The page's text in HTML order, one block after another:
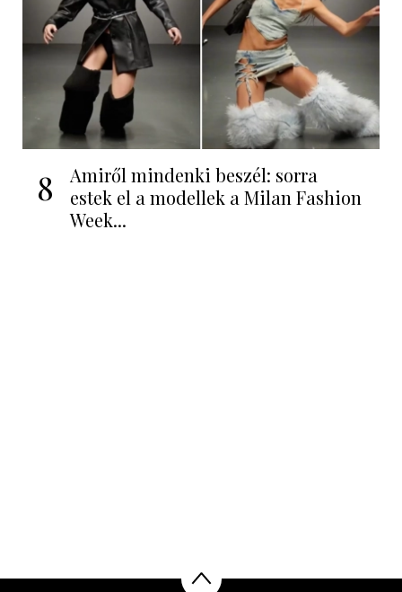
8
Amiről mindenki beszél: sorra
estek el a modellek a Milan Fashion
Week...